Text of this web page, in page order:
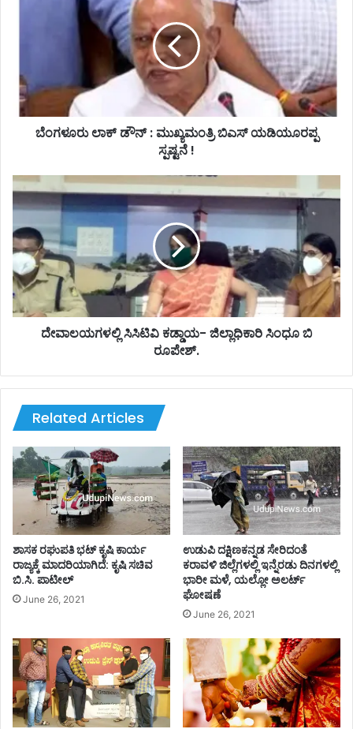
ಡೌ
ನ್
ಮಂ
ತ್
ರಿ
ಬಿ
ಎ
ಸ್
ಯ
ಡಿ
ಯೂ
ಸ್
ಷ್
ಟ
ನೆ
!
ಬೆಂಗಳೂರು ಲಾಕ್ ಡೌನ್ : ಮುಖ್ಯಮಂತ್ರಿ ಬಿಎಸ್ ಯಡಿಯೂರಪ್ಪ
ಸ್ಪಷ್ಟನೆ !
ದೇ
ವಾ
ಯ
ಗ
ಳ
ಲ್
ಲಿ
ಸಿ
ಕ
ಡಾ
ಯ
-
ಜಿ
ಲ್
ಕಾ
ರಿ
ಸಿಂ
ಧೂ
ಬಿ
ಶ್
.
ದೇವಾಲಯಗಳಲ್ಲಿ ಸಿಸಿಟಿವಿ ಕಡ್ಡಾಯ- ಜಿಲ್ಲಾಧಿಕಾರಿ ಸಿಂಧೂ ಬಿ
ರೂಪೇಶ್.
Related Articles
ಶಾಸಕ ರಘುಪತಿ‌ ಭಟ್ ಕೃಷಿ ಕಾರ್ಯ
ರಾಜ್ಯಕ್ಕೆ ಮಾದರಿಯಾಗಿದೆ: ಕೃಷಿ ಸಚಿವ
ಬಿ.ಸಿ. ಪಾಟೀಲ್
June 26, 2021
ಉಡುಪಿ ದಕ್ಷಿಣಕನ್ನಡ ಸೇರಿದಂತೆ
ಕರಾವಳಿ ಜಿಲ್ಲೆಗಳಲ್ಲಿ ಇನ್ನೆರಡು ದಿನಗಳಲ್ಲಿ
ಭಾರೀ ಮಳೆ, ಯಲ್ಲೋ ಅಲರ್ಟ್
ಘೋಷಣೆ
June 26, 2021